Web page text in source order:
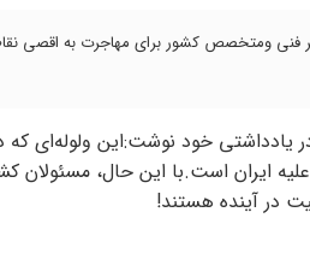
فنی ومتخصص کشور برای مهاجرت به اقصی نقاط
یادداشتی خود نوشت:‌این ولوله‌ای
ایران است.با این حال، مسئولان
در آینده هستند!